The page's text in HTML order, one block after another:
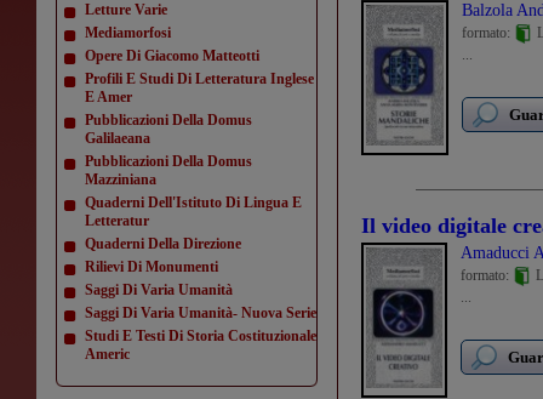
Letture Varie
Mediamorfosi
Opere Di Giacomo Matteotti
Profili E Studi Di Letteratura Inglese
E Amer
Pubblicazioni Della Domus
Galilaeana
Pubblicazioni Della Domus
Mazziniana
Quaderni Dell'Istituto Di Lingua E
Letteratur
Quaderni Della Direzione
Rilievi Di Monumenti
Saggi Di Varia Umanità
Saggi Di Varia Umanità- Nuova Serie
Studi E Testi Di Storia Costituzionale
Americ
Balzola
formato:
...
Il video digitale
Amaducci
formato:
...